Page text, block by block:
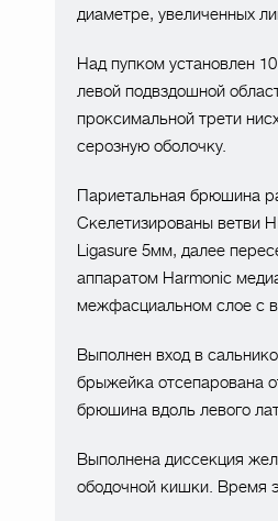
диаметре, увеличенных
Над пупком установлен
левой подвздошной
проксимальной трети
серозную оболочку.
Париетальная брюшина
Скелетизированы ветви
Ligasure 5мм, далее
аппаратом Harmonic
межфасциальном слое с
Выполнен вход в
брыжейка отсепарована
брюшина вдоль левого
Выполнена диссекция
ободочной кишки. Время